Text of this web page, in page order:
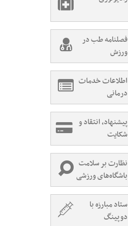
فصلنامه طب در
ورزش
اطلاعات خدمات
درمانی
پیشنهاد، انتقاد و
شکایت
نظارت بر سلامت
باشگاه‌های ورزشی
ستاد مبارزه با
دوپینگ